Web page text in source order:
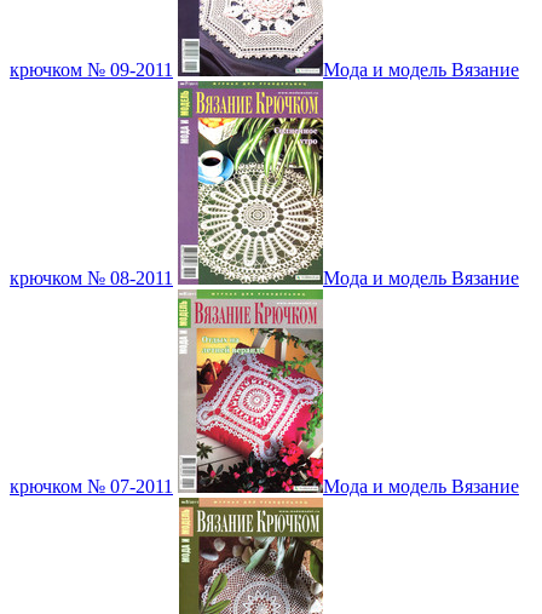
крючком № 09-2011 Мода и модель Вязание
крючком № 08-2011 Мода и модель Вязание
крючком № 07-2011 Мода и модель Вязание